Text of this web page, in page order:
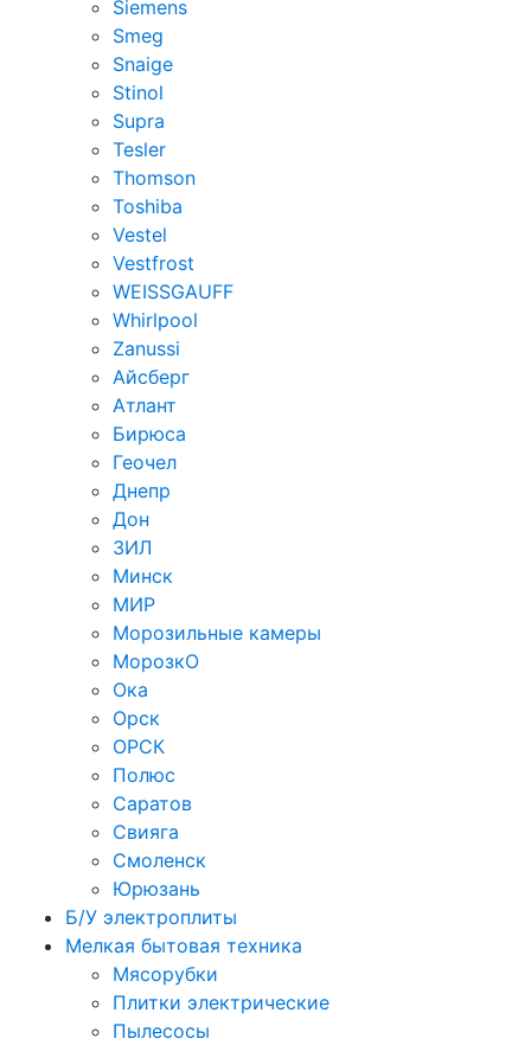
Siemens
Smeg
Snaige
Stinol
Supra
Tesler
Thomson
Toshiba
Vestel
Vestfrost
WEISSGAUFF
Whirlpool
Zanussi
Айсберг
Атлант
Бирюса
Геочел
Днепр
Дон
ЗИЛ
Минск
МИР
Морозильные камеры
МорозкО
Ока
Орск
ОРСК
Полюс
Саратов
Свияга
Смоленск
Юрюзань
Б/У электроплиты
Мелкая бытовая техника
Мясорубки
Плитки электрические
Пылесосы